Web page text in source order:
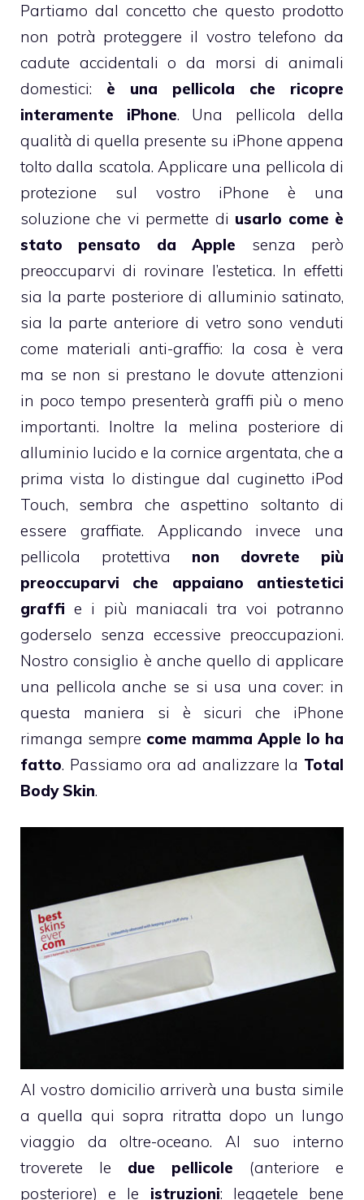
Partiamo dal concetto che questo prodotto
non potrà proteggere il vostro telefono da
cadute accidentali o da morsi di animali
domestici: è una pellicola che ricopre
interamente iPhone. Una pellicola della
qualità di quella presente su iPhone appena
tolto dalla scatola. Applicare una pellicola di
protezione sul vostro iPhone è una
soluzione che vi permette di usarlo come è
stato pensato da Apple senza però
preoccuparvi di rovinare l’estetica. In effetti
sia la parte posteriore di alluminio satinato,
sia la parte anteriore di vetro sono venduti
come materiali anti-graffio: la cosa è vera
ma se non si prestano le dovute attenzioni
in poco tempo presenterà graffi più o meno
importanti. Inoltre la melina posteriore di
alluminio lucido e la cornice argentata, che a
prima vista lo distingue dal cuginetto iPod
Touch, sembra che aspettino soltanto di
essere graffiate. Applicando invece una
pellicola protettiva non dovrete più
preoccuparvi che appaiano antiestetici
graffi e i più maniacali tra voi potranno
goderselo senza eccessive preoccupazioni.
Nostro consiglio è anche quello di applicare
una pellicola anche se si usa una cover: in
questa maniera si è sicuri che iPhone
rimanga sempre come mamma Apple lo ha
fatto. Passiamo ora ad analizzare la Total
Body Skin.
Al vostro domicilio arriverà una busta simile
a quella qui sopra ritratta dopo un lungo
viaggio da oltre-oceano. Al suo interno
troverete le due pellicole (anteriore e
posteriore) e le istruzioni: leggetele bene